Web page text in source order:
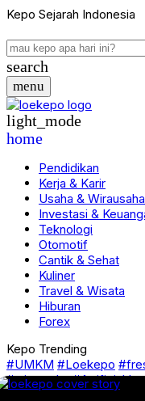
Kepo Sejarah Indonesia
search
menu
light_mode
home
Pendidikan
Kerja & Karir
Usaha & Wirausaha
Investasi &
Teknologi
Otomotif
Cantik & Sehat
Kuliner
Travel & Wisata
Hiburan
Forex
Kepo Trending
#UMKM #Loekepo
#wirausaha #Artificial